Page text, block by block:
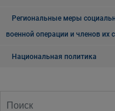
Региональные меры
военной операции и членов их
Национальная политика